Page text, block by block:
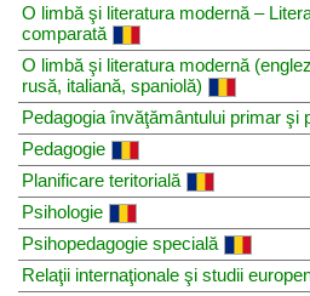
O limbă şi literatura modernă –
comparată
O limbă şi literatura modernă
rusă, italiană, spaniolă)
Pedagogia învăţământului primar şi
Pedagogie
Planificare teritorială
Psihologie
Psihopedagogie specială
Relaţii internaţionale şi studii